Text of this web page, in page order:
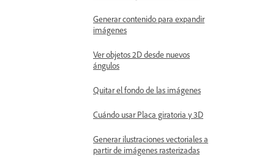
Generar contenido para expandir
imágenes
Ver objetos 2D desde nuevos
ángulos
Quitar el fondo de las imágenes
Cuándo usar Placa giratoria y 3D
Generar ilustraciones vectoriales a
partir de imágenes rasterizadas